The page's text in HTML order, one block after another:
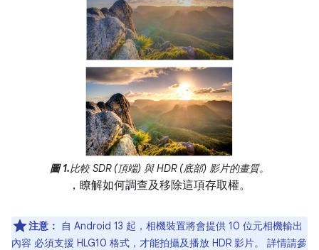
圖 1.比較 SDR (頂端) 與 HDR (底部) 影片的畫質。
，瞭解如何調查及移除這項存取權。
注意：
自 Android 13 起，相機裝置將會提供 10 位元相機輸出
內容 必須支援 HLG10 格式，才能拍攝及播放 HDR 影片。 詳情請參